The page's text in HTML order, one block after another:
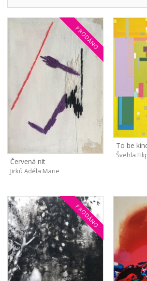
PRODÁNO
Červená nit
Jirků Adéla Marie
To be
Švehla
PRODÁNO